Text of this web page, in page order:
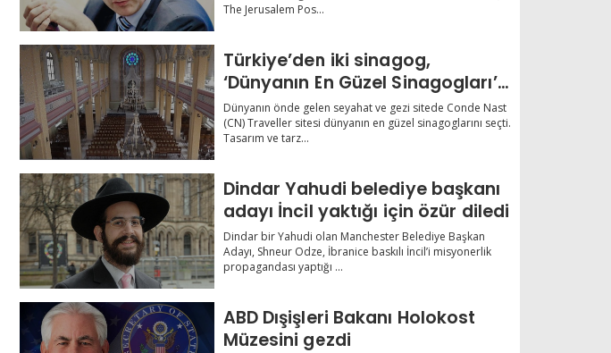
The Jerusalem Pos...
Türkiye’den iki sinagog,
‘Dünyanın En Güzel Sinagogları’
arasında
Dünyanın önde gelen seyahat ve gezi sitede Conde Nast
(CN) Traveller sitesi dünyanın en güzel sinagoglarını seçti.
Tasarım ve tarz...
Dindar Yahudi belediye başkanı
adayı İncil yaktığı için özür diledi
Dindar bir Yahudi olan Manchester Belediye Başkan
Adayı, Shneur Odze, İbranice baskılı İncil’i misyonerlik
propagandası yaptığı ...
ABD Dışişleri Bakanı Holokost
Müzesini gezdi